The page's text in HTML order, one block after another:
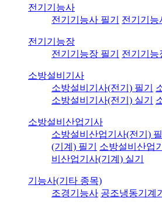
전기기능사
전기기능사 필기
전기기능
전기기능장
전기기능장 필기
전기기능
소방설비기사
소방설비기사(전기) 필기
소방설비기사(전기) 실기
소방설비산업기사
소방설비산업기사(전기) 필
(기계) 필기
소방설비산업
비산업기사(기계) 실기
기능사(기타 종목)
조경기능사 공조냉동기계